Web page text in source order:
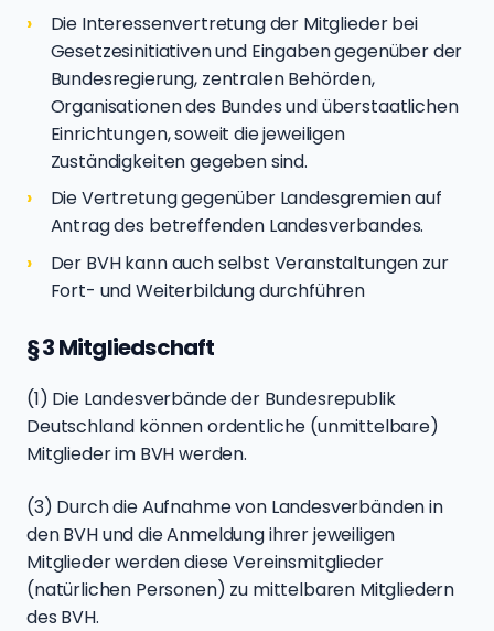
Die Interessenvertretung der Mitglieder bei
Gesetzesinitiativen und Eingaben gegenüber der
Bundesregierung, zentralen Behörden,
Organisationen des Bundes und überstaatlichen
Einrichtungen, soweit die jeweiligen
Zuständigkeiten gegeben sind.
Die Vertretung gegenüber Landesgremien auf
Antrag des betreffenden Landesverbandes.
Der BVH kann auch selbst Veranstaltungen zur
Fort- und Weiterbildung durchführen
§ 3 Mitgliedschaft
(1) Die Landesverbände der Bundesrepublik
Deutschland können ordentliche (unmittelbare)
Mitglieder im BVH werden.
(3) Durch die Aufnahme von Landesverbänden in
den BVH und die Anmeldung ihrer jeweiligen
Mitglieder werden diese Vereinsmitglieder
(natürlichen Personen) zu mittelbaren Mitgliedern
des BVH.